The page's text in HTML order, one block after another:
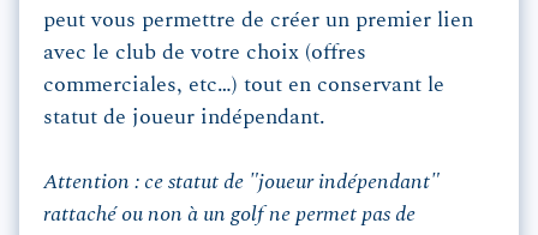
peut vous permettre de créer un premier lien
avec le club de votre choix (offres
commerciales, etc…) tout en conservant le
statut de joueur indépendant.
Attention : ce statut de "joueur indépendant"
rattaché ou non à un golf ne permet pas de